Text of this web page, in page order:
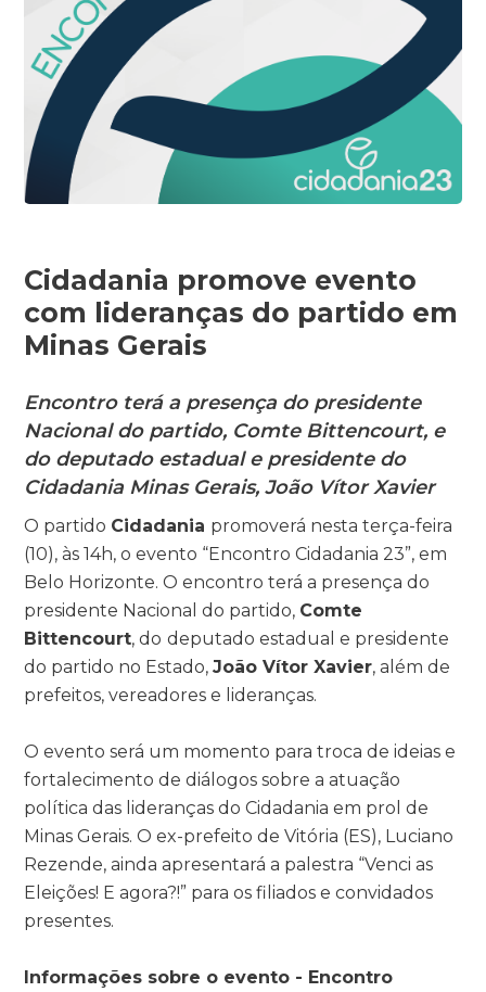
Cidadania promove evento
com lideranças do partido em
Minas Gerais
Encontro terá a presença do presidente
Nacional do partido, Comte Bittencourt, e
do deputado estadual e presidente do
Cidadania Minas Gerais, João Vítor Xavier
O partido Cidadania promoverá nesta terça-feira
(10), às 14h, o evento “Encontro Cidadania 23”, em
Belo Horizonte. O encontro terá a presença do
presidente Nacional do partido, Comte
Bittencourt, do deputado estadual e presidente
do partido no Estado,João Vítor Xavier, além de
prefeitos, vereadores e lideranças.
O evento será um momento para troca de ideias e
fortalecimento de diálogos sobre a atuação
política das lideranças do Cidadania em prol de
Minas Gerais. O ex-prefeito de Vitória (ES), Luciano
Rezende, ainda apresentará a palestra “Venci as
Eleições! E agora?!” para os filiados e convidados
presentes.
Informações sobre o evento - Encontro